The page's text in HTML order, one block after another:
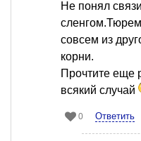
Не понял
совсем из
корни.
Прочтите еще
всякий случай
0 Ответить